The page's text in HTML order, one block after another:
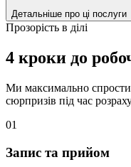
Детальніше про ці послуги
Прозорість в ділі
4 кроки до
Ми максимально
сюрпризів під час
01
Запис та прийом